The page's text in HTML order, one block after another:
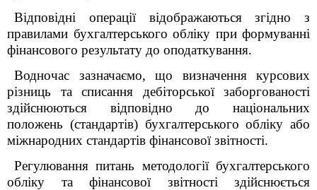
Відповідні операції відображаються згідно з
правилами бухгалтерського обліку при формуванні
фінансового результату до оподаткування.
Водночас зазначаємо, що визначення курсових
різниць та списання дебіторської заборгованості
здійснюються відповідно до національних
положень (стандартів) бухгалтерського обліку або
міжнародних стандартів фінансової звітності.
Регулювання питань методології бухгалтерського
обліку та фінансової звітності здійснюється